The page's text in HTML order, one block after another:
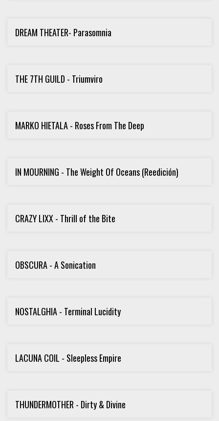
DREAM THEATER- Parasomnia
THE 7TH GUILD - Triumviro
MARKO HIETALA - Roses From The Deep
IN MOURNING - The Weight Of Oceans (Reedición)
CRAZY LIXX - Thrill of the Bite
OBSCURA - A Sonication
NOSTALGHIA - Terminal Lucidity
LACUNA COIL - Sleepless Empire
THUNDERMOTHER - Dirty & Divine